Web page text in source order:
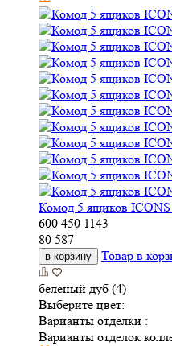
Комод 5 ящиков ICONS
600 450 1143
80 587
в корзину Товар в
беленый дуб (4)
Выберите цвет:
Варианты отделки :
Варианты отделок